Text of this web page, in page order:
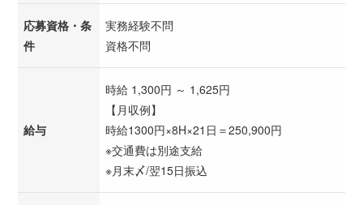
応募資格・条
件
実務経験不問
資格不問
給与
時給 1,300円 ～ 1,625円
【月収例】
時給1300円×8H×21日＝250,900円
※交通費は別途支給
※月末〆/翌15日振込